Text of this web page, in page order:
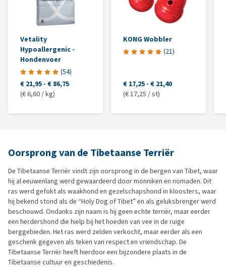
Vetality
Hypoallergenic -
Hondenvoer
(54)
€ 21,95 - € 86,75
(€ 6,60 / kg)
KONG Wobbler
(21)
€ 17,25 - € 21,40
(€ 17,25 / st)
Oorsprong van de Tibetaanse Terriër
De Tibetaanse Terriër vindt zijn oorsprong in de bergen van Tibet, waar
hij al eeuwenlang werd gewaardeerd door monniken en nomaden. Dit
ras werd gefokt als waakhond en gezelschapshond in kloosters, waar
hij bekend stond als de “Holy Dog of Tibet” en als geluksbrenger werd
beschouwd. Ondanks zijn naam is hij geen echte terriër, maar eerder
een herdershond die hielp bij het hoeden van vee in de ruige
berggebieden. Het ras werd zelden verkocht, maar eerder als een
geschenk gegeven als teken van respect en vriendschap. De
Tibetaanse Terriër heeft hierdoor een bijzondere plaats in de
Tibetaanse cultuur en geschiedenis.